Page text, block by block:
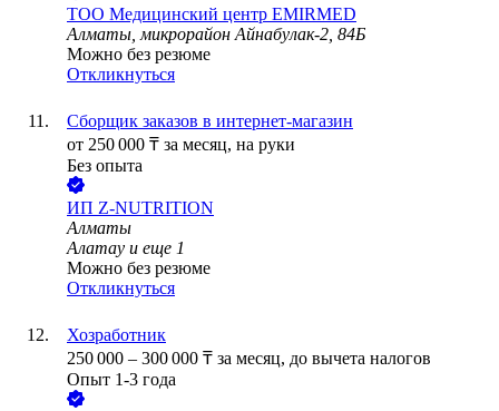
ТОО Медицинский центр EMIRMED
Алматы, микрорайон Айнабулак-2, 84Б
Можно без резюме
Откликнуться
Сборщик заказов в интернет-магазин
от 250 000 ₸ за месяц, на руки
Без опыта
ИП Z-NUTRITION
Алматы
Алатау и еще 1
Можно без резюме
Откликнуться
Хозработник
250 000 – 300 000 ₸ за месяц, до вычета налогов
Опыт 1-3 года